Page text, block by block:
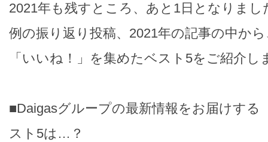
2021年も残すところ、あと1日となりまし
例の振り返り投稿、2021年の記事の中か
「いいね！」を集めたベスト5をご紹介し
■Daigasグループの最新情報をお届けする
スト5は…？